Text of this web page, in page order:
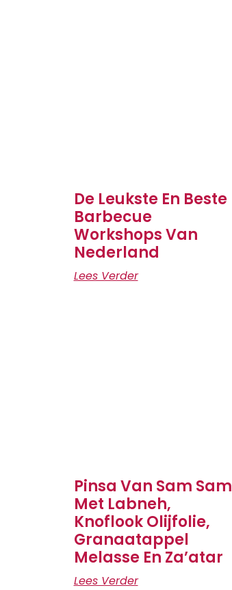
De Leukste En Beste
Barbecue
Workshops Van
Nederland
Lees Verder
Pinsa Van Sam Sam
Met Labneh,
Knoflook Olijfolie,
Granaatappel
Melasse En Za’atar
Lees Verder